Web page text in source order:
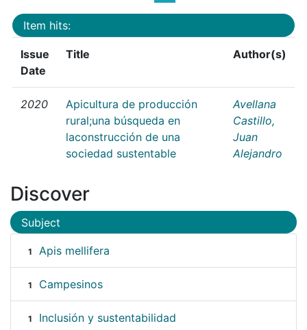
Item hits:
Issue
Date
Title Author(s)
2020
Apicultura de producción
rural;una búsqueda en
laconstrucción de una
sociedad sustentable
Avellana
Castillo,
Juan
Alejandro
Discover
Subject
1 Apis mellifera
1 Campesinos
1 Inclusión y sustentabilidad